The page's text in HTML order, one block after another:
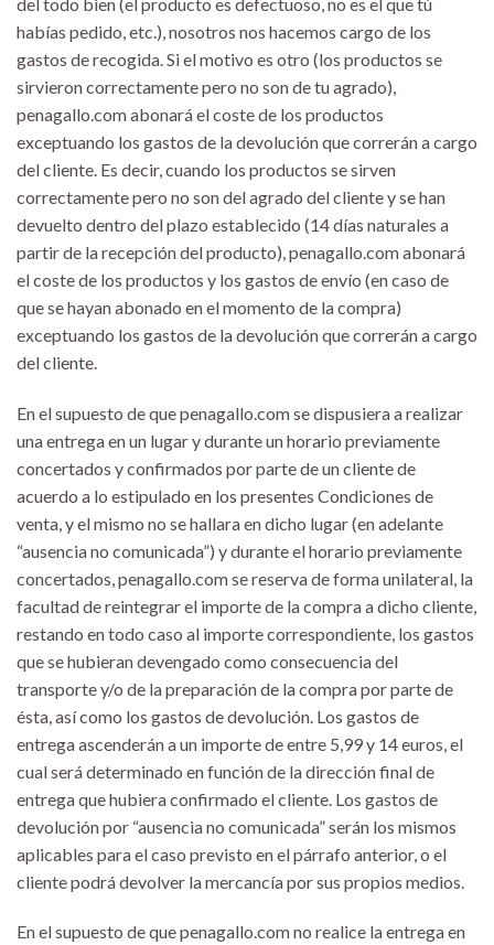
habías pedido, etc.), nosotros nos hacemos cargo de los
gastos de recogida. Si el motivo es otro (los productos se
sirvieron correctamente pero no son de tu agrado),
penagallo.com abonará el coste de los productos
exceptuando los gastos de la devolución que correrán a cargo
del cliente. Es decir, cuando los productos se sirven
correctamente pero no son del agrado del cliente y se han
devuelto dentro del plazo establecido (14 días naturales a
partir de la recepción del producto), penagallo.com abonará
el coste de los productos y los gastos de envío (en caso de
que se hayan abonado en el momento de la compra)
exceptuando los gastos de la devolución que correrán a cargo
del cliente.
En el supuesto de que penagallo.com se dispusiera a realizar
una entrega en un lugar y durante un horario previamente
concertados y confirmados por parte de un cliente de
acuerdo a lo estipulado en los presentes Condiciones de
venta, y el mismo no se hallara en dicho lugar (en adelante
“ausencia no comunicada”) y durante el horario previamente
concertados, penagallo.com se reserva de forma unilateral, la
facultad de reintegrar el importe de la compra a dicho cliente,
restando en todo caso al importe correspondiente, los gastos
que se hubieran devengado como consecuencia del
transporte y/o de la preparación de la compra por parte de
ésta, así como los gastos de devolución. Los gastos de
entrega ascenderán a un importe de entre 5,99 y 14 euros, el
cual será determinado en función de la dirección final de
entrega que hubiera confirmado el cliente. Los gastos de
devolución por “ausencia no comunicada” serán los mismos
aplicables para el caso previsto en el párrafo anterior, o el
cliente podrá devolver la mercancía por sus propios medios.
En el supuesto de que penagallo.com no realice la entrega en